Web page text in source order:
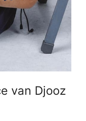
van Djooz